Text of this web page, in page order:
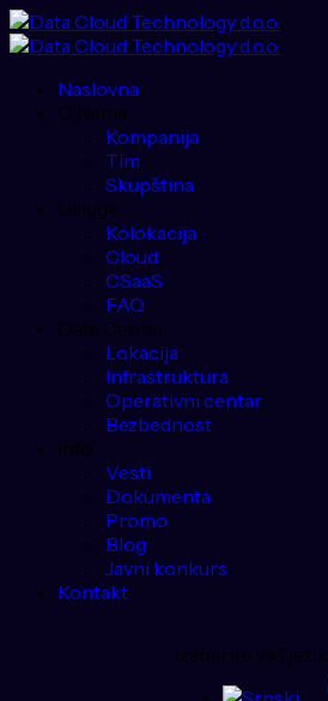
Naslovna
O Nama
Kompanija
Tim
Skupština
Usluge
Kolokacija
Cloud
CSaaS
FAQ
Data Centar
Lokacija
Infrastruktura
Operativni centar
Bezbednost
Info
Vesti
Dokumenta
Promo
Blog
Javni konkurs
Kontakt
Izaberite vaš jezik